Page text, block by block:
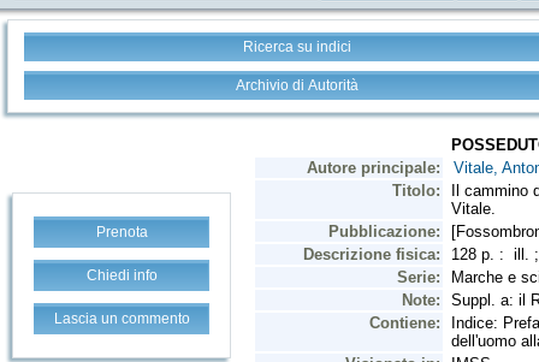
Ricerca su indici
Archivio di Autorità
Prenota
Chiedi info
Lascia un commento